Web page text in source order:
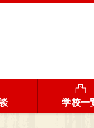
学校一